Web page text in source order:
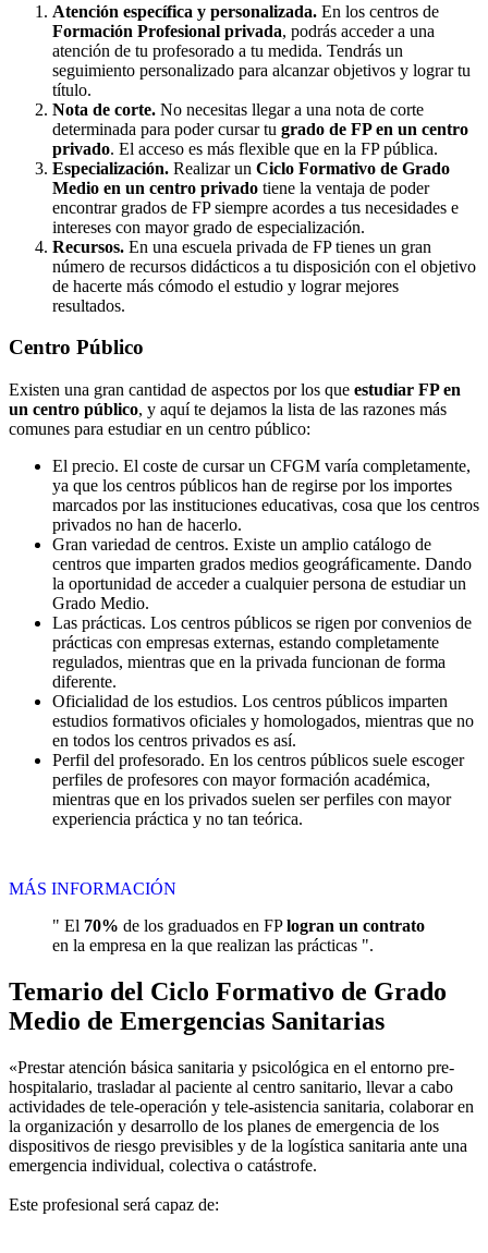
Atención específica y personalizada. En los centros de
Formación Profesional privada, podrás acceder a una
atención de tu profesorado a tu medida. Tendrás un
seguimiento personalizado para alcanzar objetivos y lograr tu
título.
Nota de corte. No necesitas llegar a una nota de corte
determinada para poder cursar tu grado de FP en un centro
privado. El acceso es más flexible que en la FP pública.
Especialización. Realizar un Ciclo Formativo de Grado
Medio en un centro privado tiene la ventaja de poder
encontrar grados de FP siempre acordes a tus necesidades e
intereses con mayor grado de especialización.
Recursos. En una escuela privada de FP tienes un gran
número de recursos didácticos a tu disposición con el objetivo
de hacerte más cómodo el estudio y lograr mejores
resultados.
Centro Público
Existen una gran cantidad de aspectos por los que estudiar FP en
un centro público, y aquí te dejamos la lista de las razones más
comunes para estudiar en un centro público:
El precio. El coste de cursar un CFGM varía completamente,
ya que los centros públicos han de regirse por los importes
marcados por las instituciones educativas, cosa que los centros
privados no han de hacerlo.
Gran variedad de centros. Existe un amplio catálogo de
centros que imparten grados medios geográficamente. Dando
la oportunidad de acceder a cualquier persona de estudiar un
Grado Medio.
Las prácticas. Los centros públicos se rigen por convenios de
prácticas con empresas externas, estando completamente
regulados, mientras que en la privada funcionan de forma
diferente.
Oficialidad de los estudios. Los centros públicos imparten
estudios formativos oficiales y homologados, mientras que no
en todos los centros privados es así.
Perfil del profesorado. En los centros públicos suele escoger
perfiles de profesores con mayor formación académica,
mientras que en los privados suelen ser perfiles con mayor
experiencia práctica y no tan teórica.
MÁS INFORMACIÓN
" El 70% de los graduados en FPlogran un contrato
en la empresa en la que realizan las prácticas ".
Temario del Ciclo Formativo de Grado
Medio de Emergencias Sanitarias
«Prestar atención básica sanitaria y psicológica en el entorno pre-
hospitalario, trasladar al paciente al centro sanitario, llevar a cabo
actividades de tele-operación y tele-asistencia sanitaria, colaborar en
la organización y desarrollo de los planes de emergencia de los
dispositivos de riesgo previsibles y de la logística sanitaria ante una
emergencia individual, colectiva o catástrofe.
Este profesional será capaz de: